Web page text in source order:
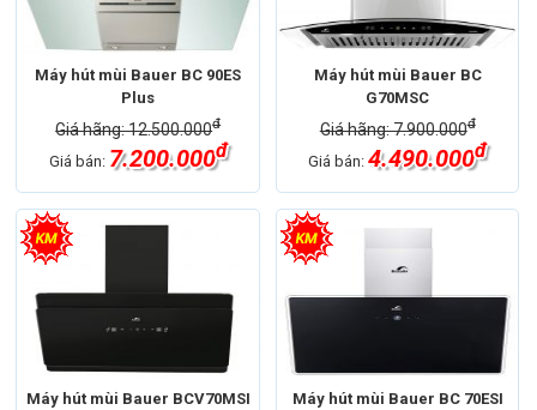
Máy hút mùi Bauer BC 90ES
Plus
Giá hãng: 12.500.000đ
Giá bán: 7.200.000đ
Máy hút mùi Bauer BC
G70MSC
Giá hãng: 7.900.000đ
Giá bán:4.490.000đ
Máy hút mùi Bauer BCV70MSI Máy hút mùi Bauer BC 70ESI